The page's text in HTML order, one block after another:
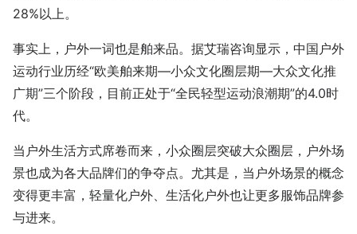
28%以上。
事实上，户外一词也是舶来品。据艾瑞咨询显示，中国户外
运动行业历经“欧美舶来期—小众文化圈层期—大众文化推
广期”三个阶段，目前正处于“全民轻型运动浪潮期”的4.0时
代。
当户外生活方式席卷而来，小众圈层突破大众圈层，户外场
景也成为各大品牌们的争夺点。尤其是，当户外场景的概念
变得更丰富，轻量化户外、生活化户外也让更多服饰品牌参
与进来。